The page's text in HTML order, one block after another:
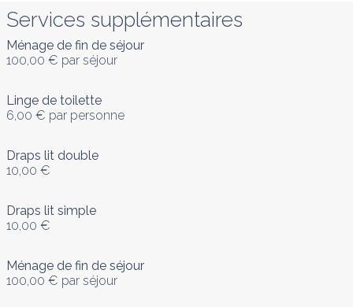
Services supplémentaires
Ménage de fin de séjour
100,00 € par séjour
Linge de toilette
6,00 € par personne
Draps lit double
10,00 €
Draps lit simple
10,00 €
Ménage de fin de séjour
100,00 € par séjour